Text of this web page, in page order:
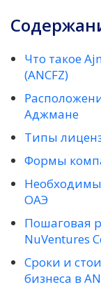
Что такое
(ANCFZ)
Аджмане
Типы
Формы
ОАЭ
Пошаговая
NuVentures
Сроки и
бизнеса в